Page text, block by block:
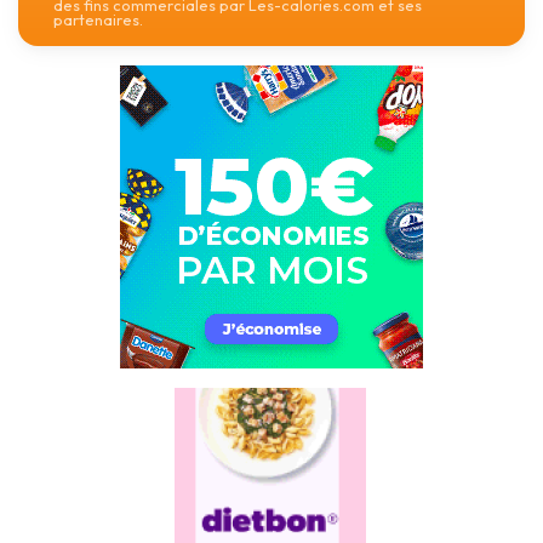
des fins commerciales par Les-calories.com et ses
partenaires.